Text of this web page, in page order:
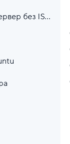
Как создать и настроить DNS-сервер без ISPmanager